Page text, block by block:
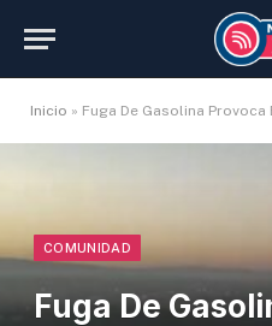
Inicio » Fuga De Gasolina Provoca
COMUNIDAD
Fuga De